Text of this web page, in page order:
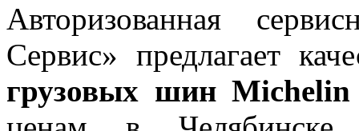
Авторизованная
Сервис» предлагает
грузовых шин